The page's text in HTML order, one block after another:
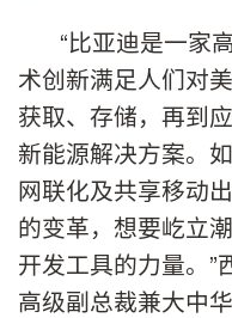
“比亚迪是一家
术创新满足人们对
获取、存储，再到
新能源解决方案。
网联化及共享移动
的变革，想要屹立
开发工具的力量。”
高级副总裁兼大中